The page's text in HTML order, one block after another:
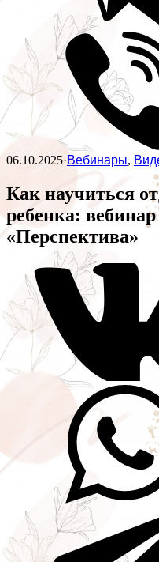
06.10.2025·Вебинары,
Как научиться
ребенка:
«Перспектива»